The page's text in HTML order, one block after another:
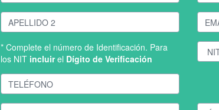
* Complete el número de Identificación. Para
los NIT incluirel Dígito de Verificación